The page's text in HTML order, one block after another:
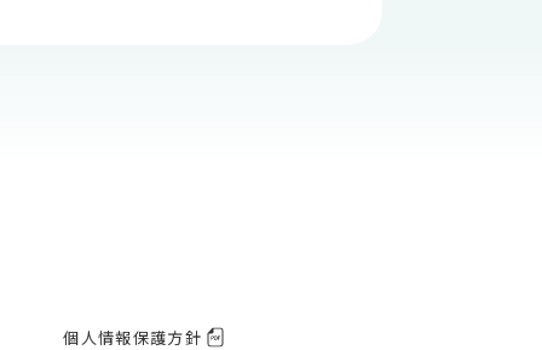
個人情報保護方針